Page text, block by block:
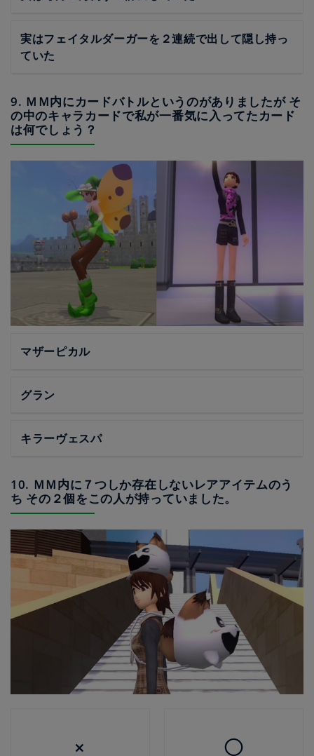
実はフェイタルダーガーを２連続で出して隠し持っ
ていた
9. ＭＭ内にカードバトルというのがありましたが そ
の中のキャラカードで私が一番気に入ってたカード
は何でしょう？
マザーピカル
グラン
キラーヴェスパ
10. ＭＭ内に７つしか存在しないレアアイテムのう
ち その２個をこの人が持っていました。
× ◯